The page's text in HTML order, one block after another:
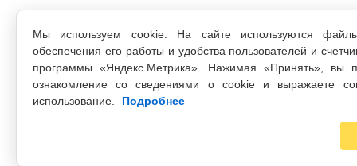
Мы используем cookie. На сайте используются
обеспечения его работы и удобства пользователей и
программы «Яндекс.Метрика». Нажимая «Принять», вы
ознакомление со сведениями о cookie и выражаете
использование.
Подробнее